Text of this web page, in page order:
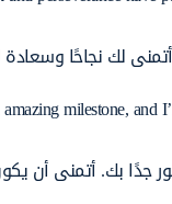
لك نجاحًا
amazing milestone,
جدًا بك. أتمنى أن